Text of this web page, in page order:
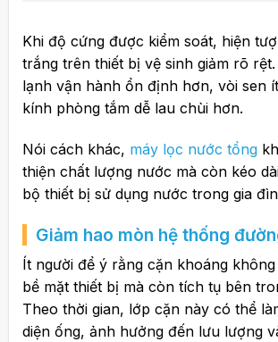
Khi độ cứng được kiểm soát, hiện
trắng trên thiết bị vệ sinh giảm rõ
lạnh vận hành ổn định hơn, vòi sen
kính phòng tắm dễ lau chùi hơn.
Nói cách khác, máy lọc nước tổng
thiện chất lượng nước mà còn kéo
bộ thiết bị sử dụng nước trong gia
Giảm hao mòn hệ thống
Ít người để ý rằng cặn khoáng
bề mặt thiết bị mà còn tích tụ bên
Theo thời gian, lớp cặn này có thể
diện ống, ảnh hưởng đến lưu lượng